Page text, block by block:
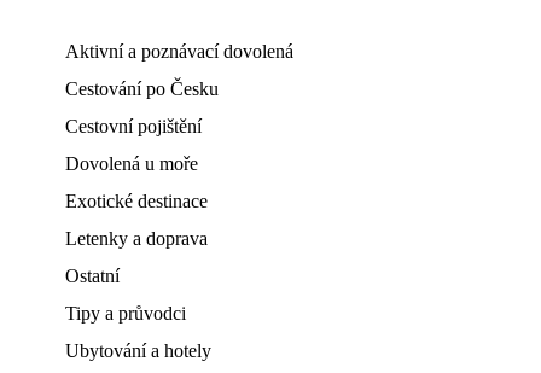
Aktivní a poznávací dovolená
Cestování po Česku
Cestovní pojištění
Dovolená u moře
Exotické destinace
Letenky a doprava
Ostatní
Tipy a průvodci
Ubytování a hotely